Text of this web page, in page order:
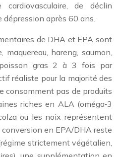
de déclin
après 60 ans.
de DHA et EPA sont
hareng, saumon,
poisson gras 2 à 3 fois par
réaliste pour la majorité des
consomment pas de produits
riches en ALA (oméga‑3
ou les noix représentent
en EPA/DHA reste
strictement végétalien,